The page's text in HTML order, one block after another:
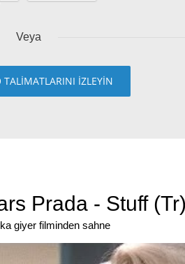
Veya
TALİMATLARINI İZLEYİN
Prada - Stuff
giyer filminden sahne